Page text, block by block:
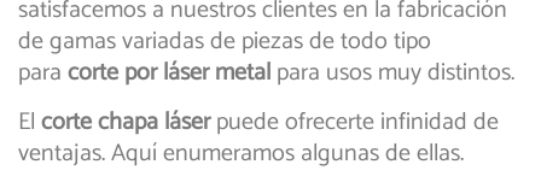
satisfacemos a nuestros clientes en la fabricación
de gamas variadas de piezas de todo tipo
paracorte por láser metalpara usos muy distintos.
Elcorte chapa láserpuede ofrecerte infinidad de
ventajas. Aquí enumeramos algunas de ellas.